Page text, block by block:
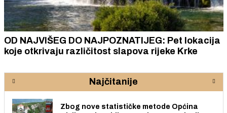
OD NAJVIŠEG DO NAJPOZNATIJEG: Pet lokacija
koje otkrivaju različitost slapova rijeke Krke
Najčitanije
Zbog nove statističke metode Općina